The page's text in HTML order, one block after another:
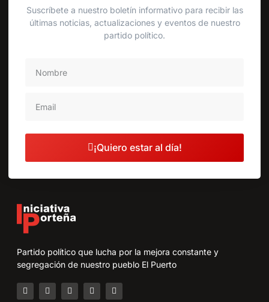
Suscríbete a nuestro boletín informativo para recibir las
últimas noticias, actualizaciones y eventos de nuestro
partido político.
¡Quiero estar al día!
Partido político que lucha por la mejora constante y
segregación de nuestro pueblo El Puerto